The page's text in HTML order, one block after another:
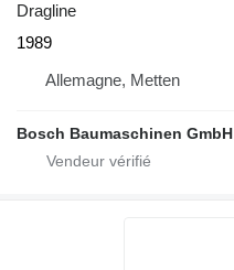
Dragline
1989
Allemagne, Metten
Bosch Baumaschinen GmbH